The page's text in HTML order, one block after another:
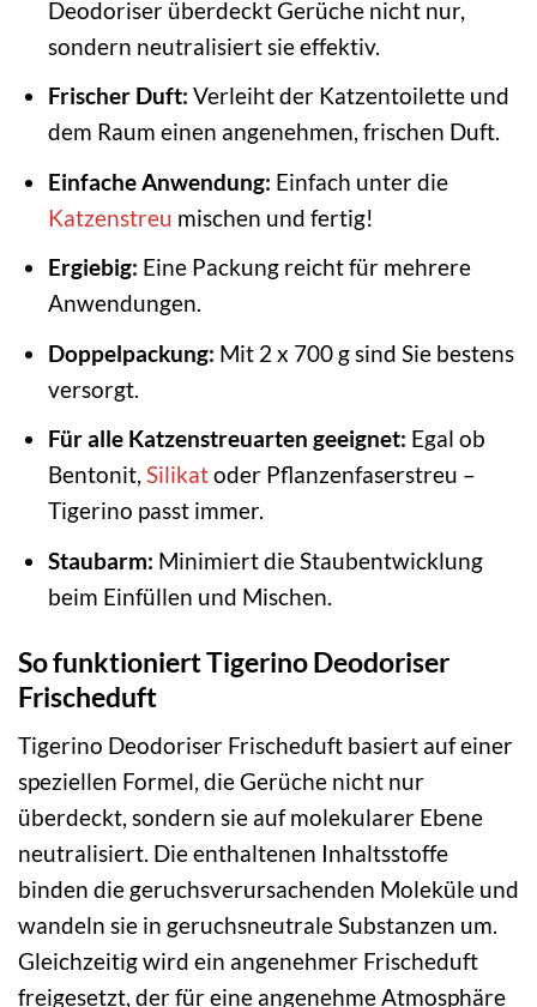
Deodoriser überdeckt Gerüche nicht nur,
sondern neutralisiert sie effektiv.
Frischer Duft: Verleiht der Katzentoilette und
dem Raum einen angenehmen, frischen Duft.
Einfache Anwendung: Einfach unter die
Katzenstreu mischen und fertig!
Ergiebig: Eine Packung reicht für mehrere
Anwendungen.
Doppelpackung: Mit 2 x 700 g sind Sie bestens
versorgt.
Für alle Katzenstreuarten geeignet: Egal ob
Bentonit, Silikatoder Pflanzenfaserstreu –
Tigerino passt immer.
Staubarm: Minimiert die Staubentwicklung
beim Einfüllen und Mischen.
So funktioniert Tigerino Deodoriser
Frischeduft
Tigerino Deodoriser Frischeduft basiert auf einer
speziellen Formel, die Gerüche nicht nur
überdeckt, sondern sie auf molekularer Ebene
neutralisiert. Die enthaltenen Inhaltsstoffe
binden die geruchsverursachenden Moleküle und
wandeln sie in geruchsneutrale Substanzen um.
Gleichzeitig wird ein angenehmer Frischeduft
freigesetzt, der für eine angenehme Atmosphäre